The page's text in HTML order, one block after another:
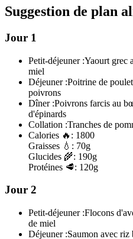
Suggestion de plan
Jour 1
Petit-déjeuner :Yaourt grec
miel
Déjeuner :Poitrine de
poivrons
Dîner :Poivrons farcis au
d'épinards
Collation :Tranches de
Calories 🔥: 1800
Graisses 💧: 70g
Glucides 🌾: 190g
Protéines 🥩: 120g
Jour 2
Petit-déjeuner :Flocons
de miel
Déjeuner :Saumon avec riz